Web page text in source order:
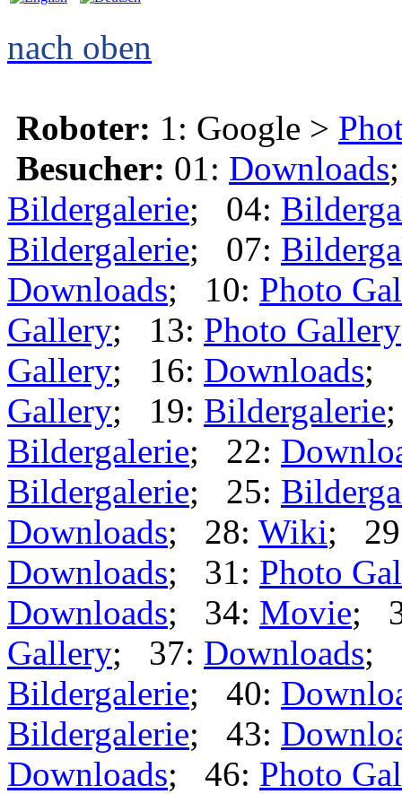
nach oben
Roboter: 1: Google >
Besucher: 01: Downloads
Bildergalerie; 04:
Bildergalerie; 07:
Downloads; 10: Photo
Gallery; 13: Photo Gallery
Gallery; 16: Downloads;
Gallery; 19: Bildergalerie
Bildergalerie; 22:
Bildergalerie; 25:
Downloads; 28: Wiki;
Downloads; 31: Photo
Downloads; 34: Movie;
Gallery; 37: Downloads;
Bildergalerie; 40:
Bildergalerie; 43:
Downloads; 46: Photo